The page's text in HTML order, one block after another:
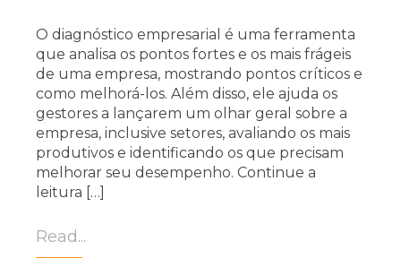
O diagnóstico empresarial é uma ferramenta
que analisa os pontos fortes e os mais frágeis
de uma empresa, mostrando pontos críticos e
como melhorá-los. Além disso, ele ajuda os
gestores a lançarem um olhar geral sobre a
empresa, inclusive setores, avaliando os mais
produtivos e identificando os que precisam
melhorar seu desempenho. Continue a
leitura […]
Read...